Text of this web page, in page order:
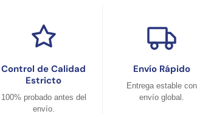
Control de Calidad
Estricto
100% probado antes del
envío.
Envío Rápido
Entrega estable con
envío global.